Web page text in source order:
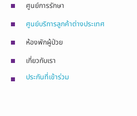
ศูนย์การรักษา
ศูนย์บริการลูกค้าต่างประเทศ
ห้องพักผู้ป่วย
เกี่ยวกับเรา
ประกันที่เข้าร่วม